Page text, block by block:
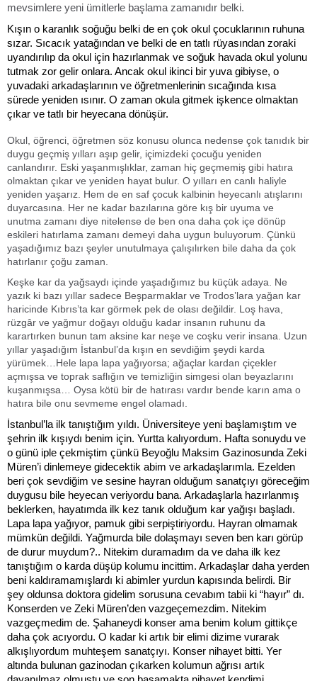
mevsimlere yeni ümitlerle başlama zamanıdır belki.
Kışın o karanlık soğuğu belki de en çok okul çocuklarının ruhuna
sızar. Sıcacık yatağından ve belki de en tatlı rüyasından zoraki
uyandırılıp da okul için hazırlanmak ve soğuk havada okul yolunu
tutmak zor gelir onlara. Ancak okul ikinci bir yuva gibiyse, o
yuvadaki arkadaşlarının ve öğretmenlerinin sıcağında kısa
sürede yeniden ısınır. O zaman okula gitmek işkence olmaktan
çıkar ve tatlı bir heyecana dönüşür.
Okul, öğrenci, öğretmen söz konusu olunca nedense çok tanıdık bir
duygu geçmiş yılları aşıp gelir, içimizdeki çocuğu yeniden
canlandırır. Eski yaşanmışlıklar, zaman hiç geçmemiş gibi hatıra
olmaktan çıkar ve yeniden hayat bulur. O yılları en canlı haliyle
yeniden yaşarız. Hem de en saf çocuk kalbinin heyecanlı atışlarını
duyarcasına.
Her ne kadar bazılarına göre kış bir uyuma ve
unutma zamanı diye nitelense de ben ona daha çok içe dönüp
eskileri hatırlama zamanı demeyi daha uygun buluyorum. Çünkü
yaşadığımız bazı şeyler unutulmaya çalışılırken bile daha da çok
hatırlanır çoğu zaman.
Keşke kar da yağsaydı içinde yaşadığımız bu küçük adaya. Ne
yazık ki bazı yıllar sadece Beşparmaklar ve Trodos’lara yağan kar
haricinde Kıbrıs’ta kar görmek pek de olası değildir. Loş hava,
rüzgâr ve yağmur doğayı olduğu kadar insanın ruhunu da
karartırken bunun tam aksine kar neşe ve coşku verir insana. Uzun
yıllar yaşadığım İstanbul’da kışın en sevdiğim şeydi karda
yürümek…Hele lapa lapa yağıyorsa; ağaçlar kardan çiçekler
açmışsa ve toprak saflığın ve temizliğin simgesi olan beyazlarını
kuşanmışsa… Oysa kötü bir de hatırası vardır bende karın ama o
hatıra bile onu sevmeme engel olamadı.
İstanbul’la ilk tanıştığım yıldı. Üniversiteye yeni başlamıştım ve
şehrin ilk kışıydı benim için. Yurtta kalıyordum. Hafta sonuydu ve
o günü iple çekmiştim çünkü Beyoğlu Maksim Gazinosunda Zeki
Müren’i dinlemeye gidecektik abim ve arkadaşlarımla. Ezelden
beri çok sevdiğim ve sesine hayran olduğum sanatçıyı göreceğim
duygusu bile heyecan veriyordu bana. Arkadaşlarla hazırlanmış
beklerken, hayatımda ilk kez tanık olduğum kar yağışı başladı.
Lapa lapa yağıyor, pamuk gibi serpiştiriyordu. Hayran olmamak
mümkün değildi. Yağmurda bile dolaşmayı seven ben karı görüp
de durur muydum?.. Nitekim duramadım da ve daha ilk kez
tanıştığım o karda düşüp kolumu incittim. Arkadaşlar daha yerden
beni kaldıramamışlardı ki abimler yurdun kapısında belirdi. Bir
şey oldunsa doktora gidelim sorusuna cevabım tabii ki “hayır” dı.
Konserden ve Zeki Müren’den vazgeçemezdim. Nitekim
vazgeçmedim de. Şahaneydi konser ama benim kolum gittikçe
daha çok acıyordu. O kadar ki artık bir elimi dizime vurarak
alkışlıyordum muhteşem sanatçıyı. Konser nihayet bitti. Yer
altında bulunan gazinodan çıkarken kolumun ağrısı artık